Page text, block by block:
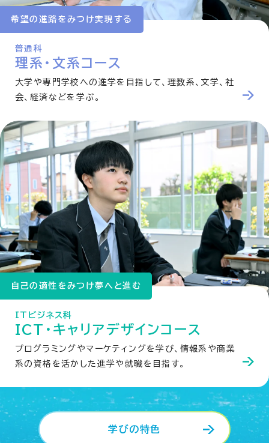
希望の進路をみつけ実現する
普通科
理系・文系コース
大学や専門学校への進学を目指して、理数系、文学、社
会、経済などを学ぶ。
自己の適性をみつけ夢へと進む
ITビジネス科
ICT・キャリアデザインコース
プログラミングやマーケティングを学び、情報系や商業
系の資格を活かした進学や就職を目指す。
学びの特色